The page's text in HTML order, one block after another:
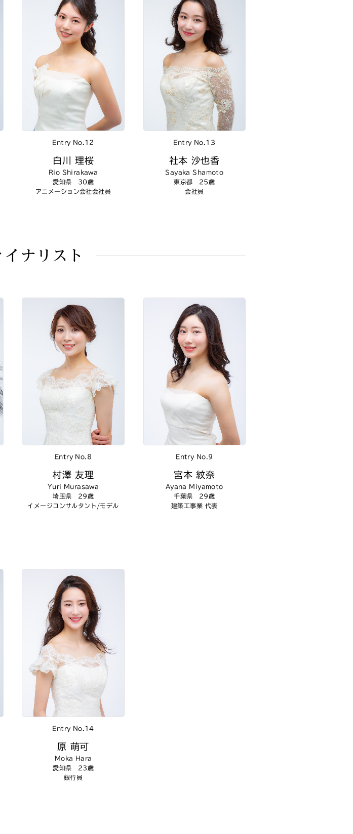
Entry No.12
白川 理桜
Rio Shirakawa
愛知県 30歳
アニメーション会社会社員
Entry No.13
社本 沙也香
Sayaka Shamoto
東京都 25歳
会社員
ナリスト
Entry No.8
村澤 友理
Yuri Murasawa
埼玉県 29歳
イメージコンサルタント/モデル
Entry No.9
宮本 紋奈
Ayana Miyamoto
千葉県 29歳
建築工事業 代表
Entry No.14
原 萌可
Moka Hara
愛知県 23歳
銀行員